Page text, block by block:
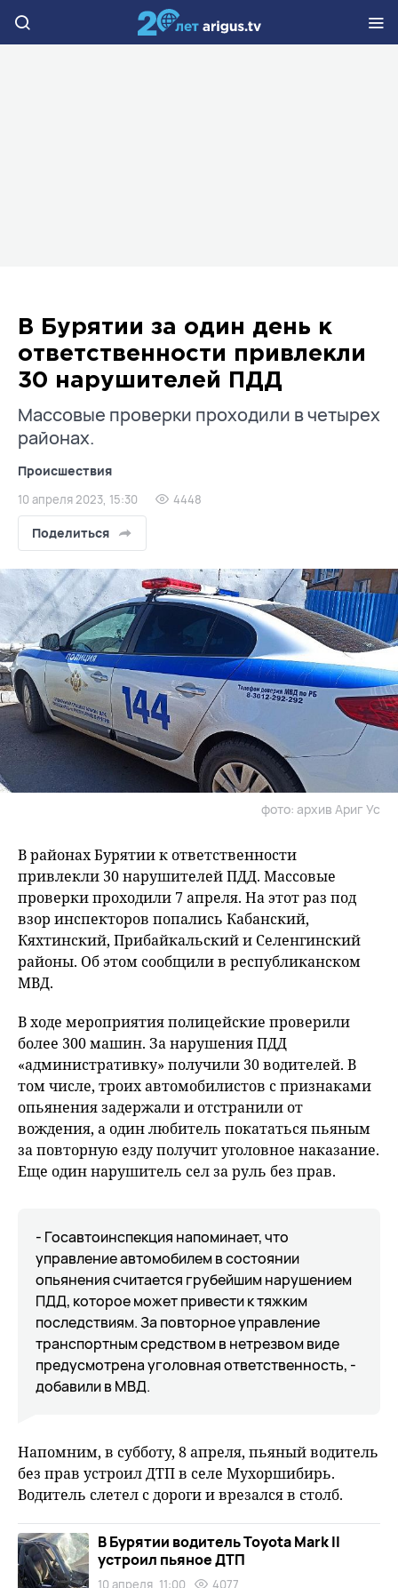
В Бурятии за один день к
ответственности привлекли
30 нарушителей ПДД
Массовые проверки проходили в четырех
районах.
Происшествия
10 апреля 2023, 15:30 4448
Поделиться
фото: архив Ариг Ус
В районах Бурятии к ответственности
привлекли 30 нарушителей ПДД. Массовые
проверки проходили 7 апреля. На этот раз под
взор инспекторов попались Кабанский,
Кяхтинский, Прибайкальский и Селенгинский
районы. Об этом сообщили в республиканском
МВД.
В ходе мероприятия полицейские проверили
более 300 машин. За нарушения ПДД
«административку» получили 30 водителей. В
том числе, троих автомобилистов с признаками
опьянения задержали и отстранили от
вождения, а один любитель покататься пьяным
за повторную езду получит уголовное наказание.
Еще один нарушитель сел за руль без прав.
- Госавтоинспекция напоминает, что
управление автомобилем в состоянии
опьянения считается грубейшим нарушением
ПДД, которое может привести к тяжким
последствиям. За повторное управление
транспортным средством в нетрезвом виде
предусмотрена уголовная ответственность, -
добавили в МВД.
Напомним, в субботу, 8 апреля, пьяный водитель
без прав устроил ДТП в селе Мухоршибирь.
Водитель слетел с дороги и врезался в столб.
В Бурятии водитель Toyota Mark II
устроил пьяное ДТП
10 апреля, 11:00 4077